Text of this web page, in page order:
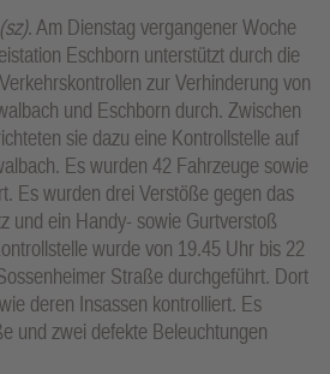
(sz). Am Dienstag vergangener Woche
Eschborn unterstützt durch die
zur Verhinderung von
und Eschborn durch. Zwischen
sie dazu eine Kontrollstelle auf
Es wurden 42 Fahrzeuge sowie
Es wurden drei Verstöße gegen das
und ein Handy- sowie Gurtverstoß
wurde von 19.45 Uhr bis 22
Straße durchgeführt. Dort
deren Insassen kontrolliert. Es
und zwei defekte Beleuchtungen